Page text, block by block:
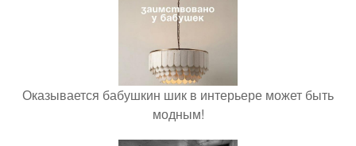
Оказывается бабушкин шик в интерьере может быть
модным!